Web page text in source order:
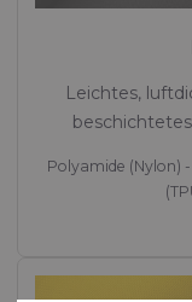
Leichtes,
Polyamide (Nylon)